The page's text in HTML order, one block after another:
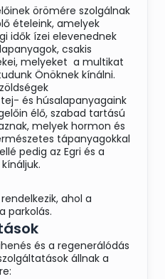
örömére szolgálnak
ételeink, amelyek
idők ízei elevenednek
csakis
melyeket a multikat
Önöknek kínálni.
és húsalapanyagaink
élő, szabad tartású
melyek hormon és
tápanyagokkal
pedig az Egri és a
ahol a
parkolás.
és a regenerálódás
állnak a